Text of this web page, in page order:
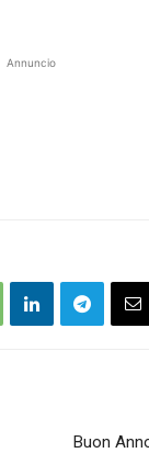
Annuncio
Buon